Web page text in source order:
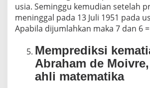
usia. Seminggu kemudian setelah
meninggal pada 13 Juli 1951 pada
Apabila dijumlahkan maka 7 dan 6
Memprediksi
Abraham de
ahli matematika